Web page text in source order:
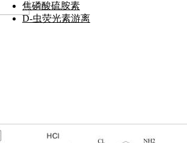
焦磷酸硫胺素
D-虫荧光素游离